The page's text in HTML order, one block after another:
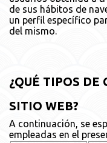
de sus hábitos de
un perfil específico
del mismo.
¿QUÉ TIPOS DE
SITIO WEB?
A continuación, se
empleadas en el